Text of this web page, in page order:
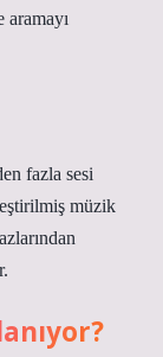
fazla sesi
müzik